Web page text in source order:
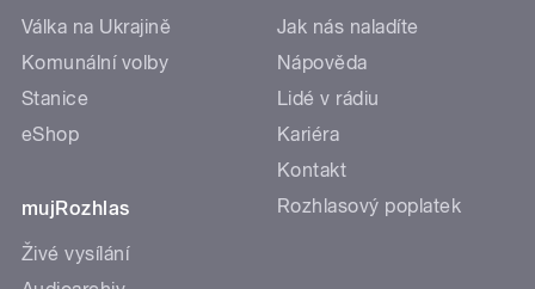
Válka na Ukrajině
Komunální volby
Stanice
eShop
mujRozhlas
Živé vysílání
Jak nás naladíte
Nápověda
Lidé v rádiu
Kariéra
Kontakt
Rozhlasový poplatek